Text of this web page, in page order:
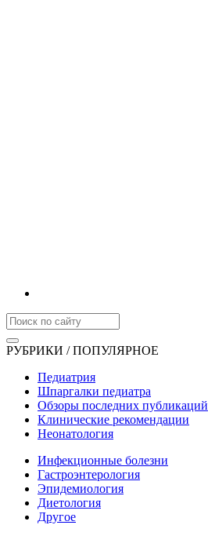
РУБРИКИ / ПОПУЛЯРНОЕ
Педиатрия
Шпаргалки педиатра
Обзоры последних публикаций
Клинические рекомендации
Неонатология
Инфекционные болезни
Гастроэнтерология
Эпидемиология
Диетология
Другое